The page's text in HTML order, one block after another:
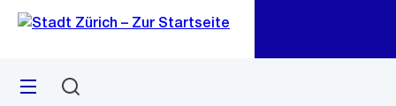
Navigation
Sprunglink
Menü